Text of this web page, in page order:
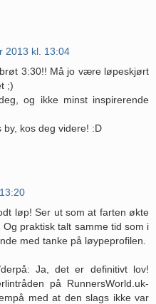
2013 kl. 13:04
3:30!! Må jo være løpeskjørt
;)
og ikke minst inspirerende
by, kos deg videre! :D
løp! Ser ut som at farten økte
praktisk talt samme tid som i
med tanke på løypeprofilen.
Ja, det er definitivt lov!
på RunnersWorld.uk-
med at den slags ikke var